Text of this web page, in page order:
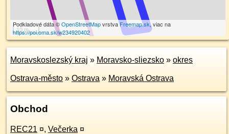
10 m
Podkladové dáta ©OpenStreetMapvrstvaFreemap.sk, viac na
https://poi.oma.sk/w234920402
Moravskoslezský kraj » Moravsko-sliezsko » okres
Ostrava-město » Ostrava » Moravská Ostrava
Obchod
REC21 ¤, Večerka ¤